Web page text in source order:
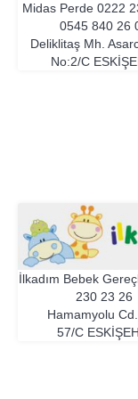
Midas Perde 0222
0545 840 26
Deliklitaş Mh.
No:2/C
İlkadım Bebek
230 23 26
Hamamyolu
57/C